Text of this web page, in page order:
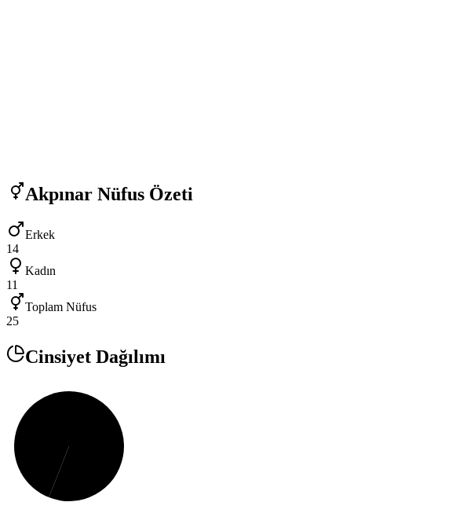
Akpınar Nüfus Özeti
Erkek
14
Kadın
11
Toplam Nüfus
25
Cinsiyet Dağılımı